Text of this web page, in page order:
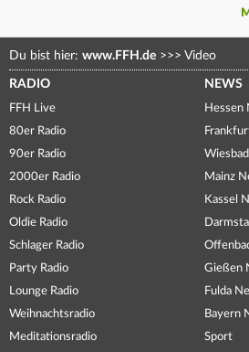
Du bist hier: www.FFH.de >>> Video
RADIO
FFH Live
80er Radio
90er Radio
2000er Radio
Rock Radio
Oldie Radio
Schlager Radio
Party Radio
Lounge Radio
Weihnachtsradio
Meditationsradio
NEWS
Hessen
Mainz
Kassel
Gießen
Fulda
Bayern
Sport